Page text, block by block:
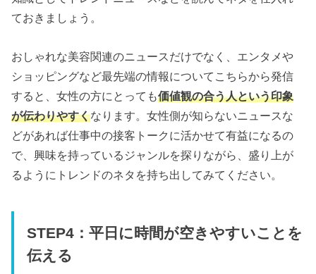
ておきましょう。
おしゃれな美容関連のニュースだけでなく、エンタメや
ショッピングなど最先端の情報についてこちらから発信
すると、女性の方にとっても価値観の合う人という印象
が伝わりやすくなります。女性側が知らないニュースな
どがあれば仕事中の接客トークに活かせて有益になるの
で、興味を持っているジャンルを探りながら、盛り上が
るようにトレンドのネタを持ち出してみてください。
STEP4：平日に時間が空きやすいことを
伝える